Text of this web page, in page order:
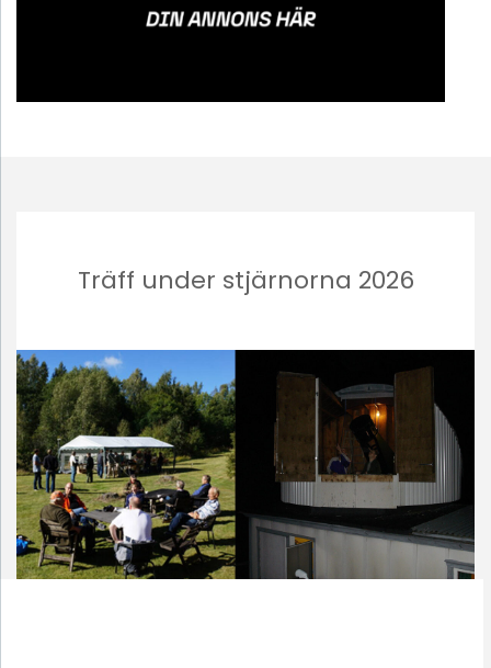
Träff under stjärnorna 2026